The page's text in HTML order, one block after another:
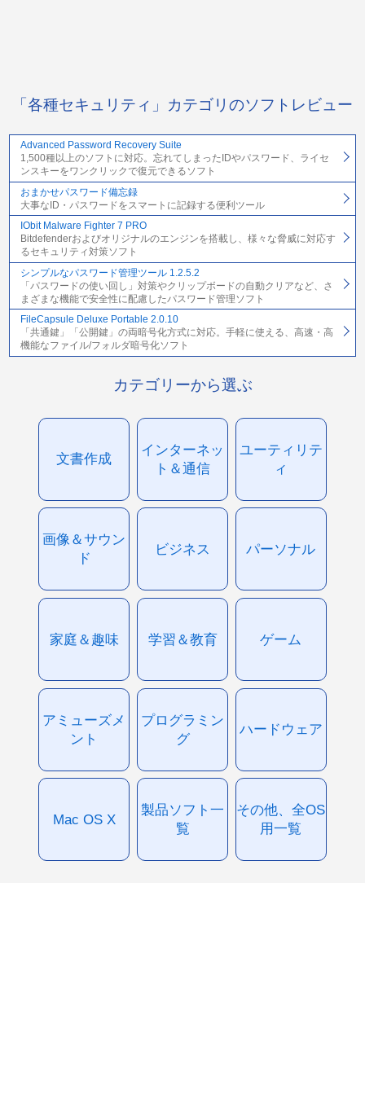
「各種セキュリティ」カテゴリのソフトレビュー
Advanced Password Recovery Suite
1,500種以上のソフトに対応。忘れてしまったIDやパスワード、ライセ
ンスキーをワンクリックで復元できるソフト
おまかせパスワード備忘録
大事なID・パスワードをスマートに記録する便利ツール
IObit Malware Fighter 7 PRO
Bitdefenderおよびオリジナルのエンジンを搭載し、様々な脅威に対応す
るセキュリティ対策ソフト
シンプルなパスワード管理ツール 1.2.5.2
「パスワードの使い回し」対策やクリップボードの自動クリアなど、さ
まざまな機能で安全性に配慮したパスワード管理ソフト
FileCapsule Deluxe Portable 2.0.10
「共通鍵」「公開鍵」の両暗号化方式に対応。手軽に使える、高速・高
機能なファイル/フォルダ暗号化ソフト
カテゴリーから選ぶ
文書作成
インターネッ
ト＆通信
ユーティリテ
ィ
画像＆サウン
ド
ビジネス パーソナル
家庭＆趣味 学習＆教育 ゲーム
アミューズメ
ント
プログラミン
グ
ハードウェア
Mac OS X
製品ソフト一
覧
その他、全OS
用一覧